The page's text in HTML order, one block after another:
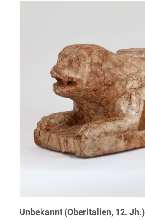
Unbekannt (Oberitalien, 12. Jh.)